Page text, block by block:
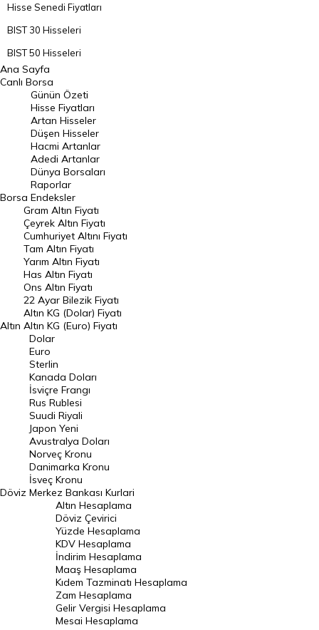
Hisse Senedi Fiyatları
BIST 30 Hisseleri
BIST 50 Hisseleri
BIST 100 Hisseleri
En Çok Artan Hisseler
En Çok Düşen Hisseler
Hacmi Artanlar
Geçmiş Kapanışlar
Dünya Borsaları
Raporlar
Endeksler
DÖVİZ
Döviz Kuru
Dolar Kuru
Euro Kuru
Pound Kuru
Frank Kuru
Riyal Kuru
Avustralya Doları
Danimarka Kronu Kuru
Kanada Doları Kuru
Norveç Kronu Kuru
İsveç Kronu Kuru
Japon Yeni Kuru
Serbest Piyasa Döviz Kurları
Merkez Bankası Döviz Kurları
Ana Sayfa
Canlı Borsa
Borsa
Günün Özeti
Hisse Fiyatları
Artan Hisseler
Düşen Hisseler
Hacmi Artanlar
Adedi Artanlar
Dünya Borsaları
Raporlar
Endeksler
Altın
Gram Altın Fiyatı
Çeyrek Altın Fiyatı
Cumhuriyet Altını Fiyatı
Tam Altın Fiyatı
Yarım Altın Fiyatı
Has Altın Fiyatı
Ons Altın Fiyatı
22 Ayar Bilezik Fiyatı
Altın KG (Dolar) Fiyatı
Altın KG (Euro) Fiyatı
Döviz
Dolar
Euro
Sterlin
Kanada Doları
İsviçre Frangı
Rus Rublesi
Suudi Riyali
Japon Yeni
Avustralya Doları
Norveç Kronu
Danimarka Kronu
İsveç Kronu
Merkez Bankası Kurlari
Altın Hesaplama
Döviz Çevirici
Yüzde Hesaplama
KDV Hesaplama
İndirim Hesaplama
Maaş Hesaplama
Kıdem Tazminatı Hesaplama
Zam Hesaplama
Gelir Vergisi Hesaplama
Mesai Hesaplama